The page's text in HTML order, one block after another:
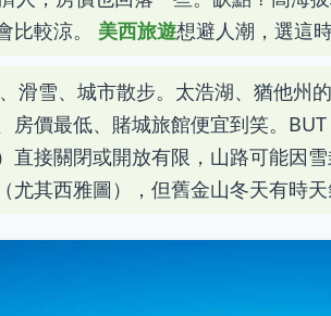
比較涼。 美西旅遊想避人潮，選這
滑雪、城市散步。太浩湖、猶他州
房價最低、賭城旅館便宜到笑。
直接關閉或開放有限，山路可能因
其西雅圖），但舊金山冬天有時天